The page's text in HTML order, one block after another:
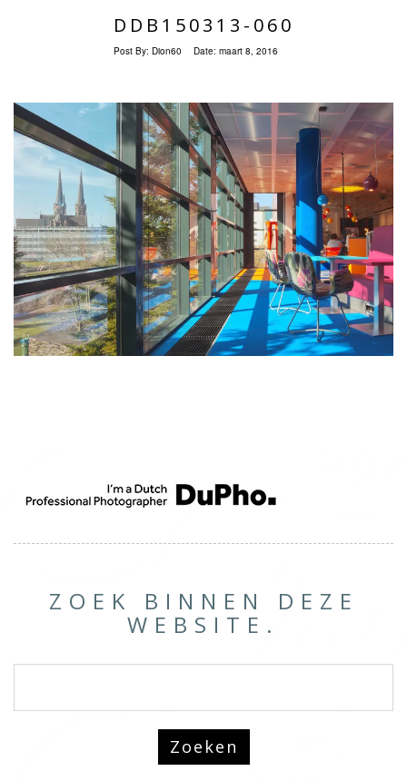
DDB150313-060
Post By: Dion60 Date: maart 8, 2016
ZOEK BINNEN DEZE
WEBSITE.